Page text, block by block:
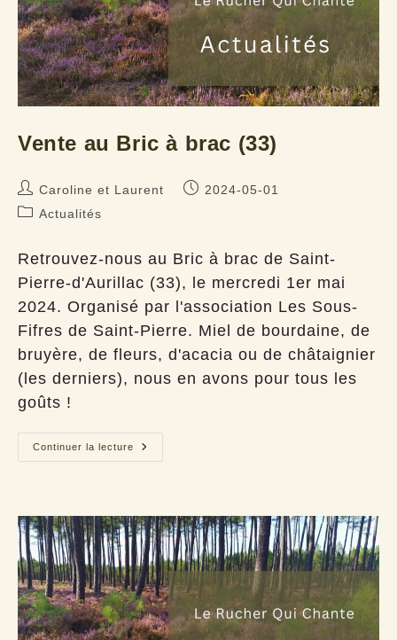
Vente au Bric à brac (33)
Auteur/autrice
de
Caroline et Laurent
Publication
2024-05-01
PostActualités
Retrouvez-nous au Bric à brac de Saint-
Pierre-d'Aurillac (33), le mercredi 1er mai
2024. Organisé par l'association Les Sous-
Fifres de Saint-Pierre. Miel de bourdaine, de
bruyère, de fleurs, d'acacia ou de châtaignier
(les derniers), nous en avons pour tous les
goûts !
Continuer la lecture
Vente
au